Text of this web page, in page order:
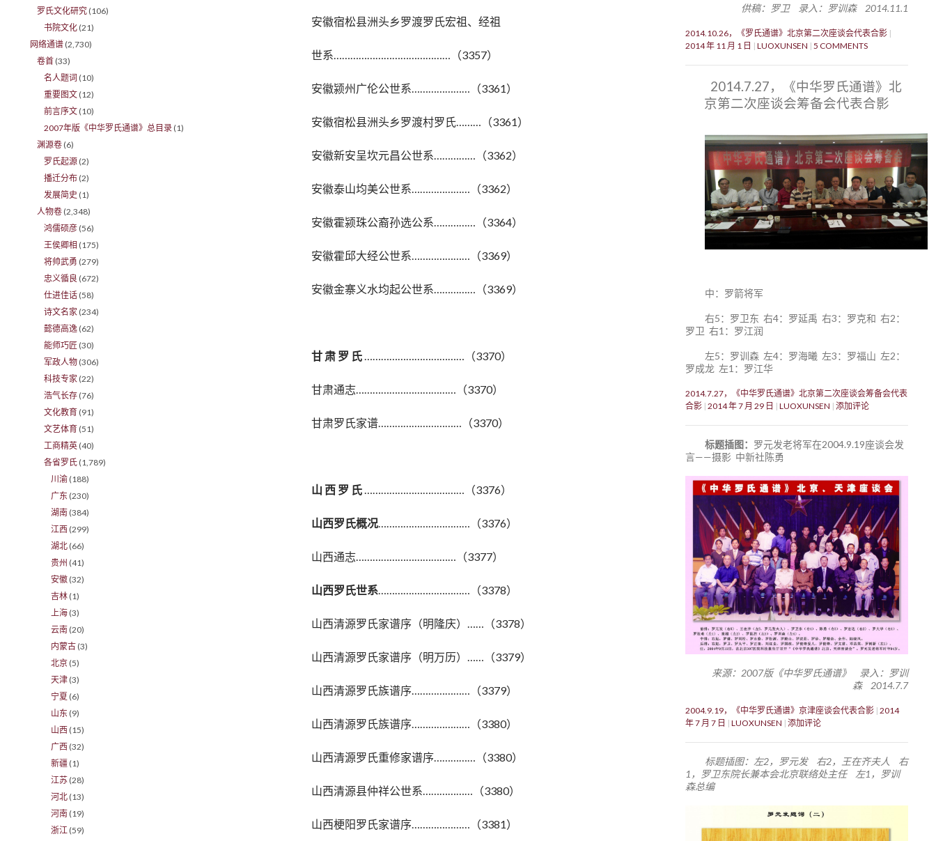
安徽宿松县洲头乡罗渡罗氏宏祖、经祖
世系……………………………………（3357）
安徽颍州广伦公世系…………………（3361）
安徽宿松县洲头乡罗渡村罗氏………（3361）
安徽新安呈坎元昌公世系……………（3362）
安徽泰山均美公世系…………………（3362）
安徽霍颍珠公裔孙选公系……………（3364）
安徽霍邱大经公世系…………………（3369）
安徽金寨义水均起公世系……………（3369）
甘 肃 罗 氏………………………………（3370）
甘肃通志………………………………（3370）
甘肃罗氏家谱…………………………（3370）
山 西 罗 氏………………………………（3376）
山西罗氏概况……………………………（3376）
山西通志………………………………（3377）
山西罗氏世系……………………………（3378）
山西清源罗氏家谱序（明隆庆）……（3378）
山西清源罗氏家谱序（明万历）……（3379）
山西清源罗氏族谱序…………………（3379）
山西清源罗氏族谱序…………………（3380）
山西清源罗氏重修家谱序……………（3380）
山西清源县仲祥公世系………………（3380）
山西梗阳罗氏家谱序…………………（3381）
供稿：罗卫 录入：罗训森 2014.11.1
2014.10.26，《罗氏通谱》北京第二次座谈会代表合影
2014 年 11 月 1 日
LUOXUNSEN 5 COMMENTS
2014.7.27，《中华罗氏通谱》北
京第二次座谈会筹备会代表合影
中：罗箭将军
右5：罗卫东 右4：罗延禹 右3：罗克和 右2：
罗卫 右1：罗江润
左5：罗训森 左4：罗海曦 左3：罗福山 左2：
罗成龙 左1：罗江华
2014.7.27，《中华罗氏通谱》北京第二次座谈会筹备会代表
合影 2014 年 7 月 29 日 LUOXUNSEN 添加评论
标题插图： 罗元发老将军在2004.9.19座谈会发
言——摄影 中新社陈勇
来源：2007版《中华罗氏通谱》 录入：罗训
森 2014.7.7
2004.9.19，《中华罗氏通谱》京津座谈会代表合影 2014
年 7 月 7 日
LUOXUNSEN 添加评论
标题插图：左2，罗元发 右2，王在齐夫人 右
1，罗卫东院长兼本会北京联络处主任 左1，罗训
森总编
罗氏文化研究 (106)
书院文化 (21)
网络通谱 (2,730)
卷首 (33)
名人题词 (10)
重要图文 (12)
前言序文 (10)
2007年版《中华罗氏通谱》总目录 (1)
渊源卷 (6)
罗氏起源 (2)
播迁分布 (2)
发展简史 (1)
人物卷 (2,348)
鸿儒硕彦 (56)
王侯卿相 (175)
将帅武勇 (279)
忠义循良 (672)
仕进佳话 (58)
诗文名家 (234)
懿德高逸 (62)
能师巧匠 (30)
军政人物 (306)
科技专家 (22)
浩气长存 (76)
文化教育 (91)
文艺体育 (51)
工商精英 (40)
各省罗氏 (1,789)
川渝 (188)
广东 (230)
湖南 (384)
江西 (299)
湖北 (66)
贵州 (41)
安徽 (32)
吉林 (1)
上海 (3)
云南 (20)
内蒙古 (3)
北京 (5)
天津 (3)
宁夏 (6)
山东 (9)
山西 (15)
广西 (32)
新疆 (1)
江苏 (28)
河北 (13)
河南 (19)
浙江 (59)